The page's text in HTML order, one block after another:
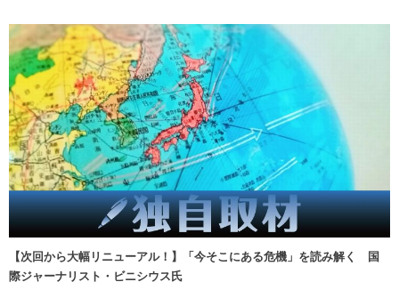
【次回から大幅リニューアル！】「今そこにある危機」を読み解く 国
際ジャーナリスト・ビニシウス氏